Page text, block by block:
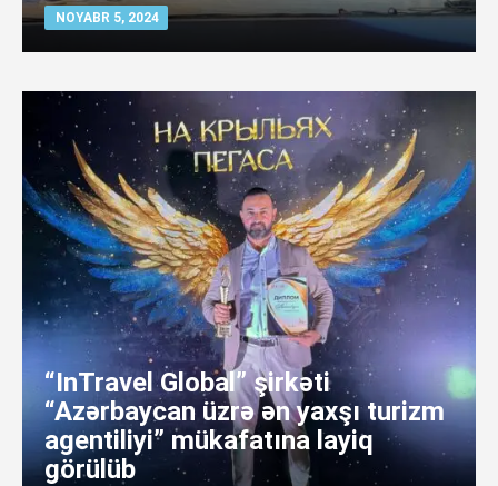
NOYABR 5, 2024
“InTravel Global” şirkəti
“Azərbaycan üzrə ən yaxşı turizm
agentiliyi” mükafatına layiq
görülüb